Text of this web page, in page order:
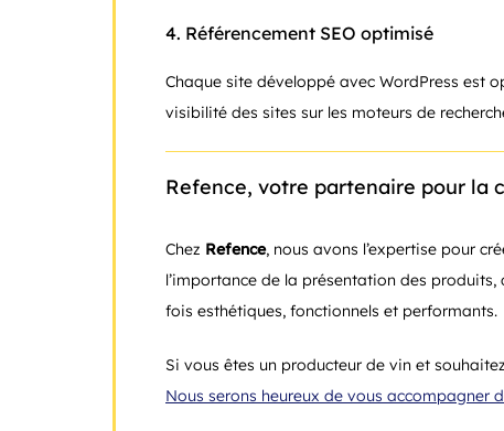
4. Référencement SEO optimisé
Chaque site développé avec WordPress est
visibilité des sites sur les moteurs de
Refence, votre partenaire pour la
Chez Refence, nous avons l’expertise pour
l’importance de la présentation des
fois esthétiques, fonctionnels et performants.
Si vous êtes un producteur de vin et
Nous serons heureux de vous